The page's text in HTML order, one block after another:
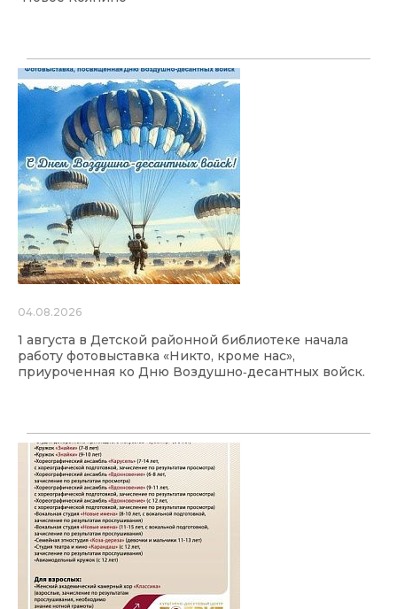
04.08.2026
1 августа в Детской районной библиотеке начала
работу фотовыставка «Никто, кроме нас»,
приуроченная ко Дню Воздушно‑десантных войск.